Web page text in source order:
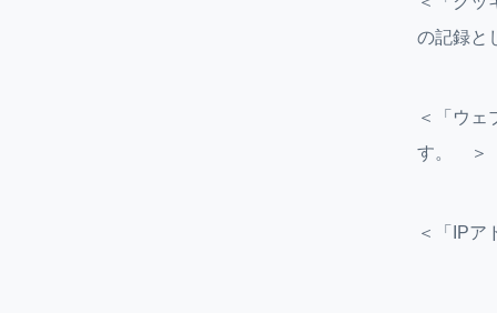
の記録と
＜「ウェ
す。 ＞
＜「IPア